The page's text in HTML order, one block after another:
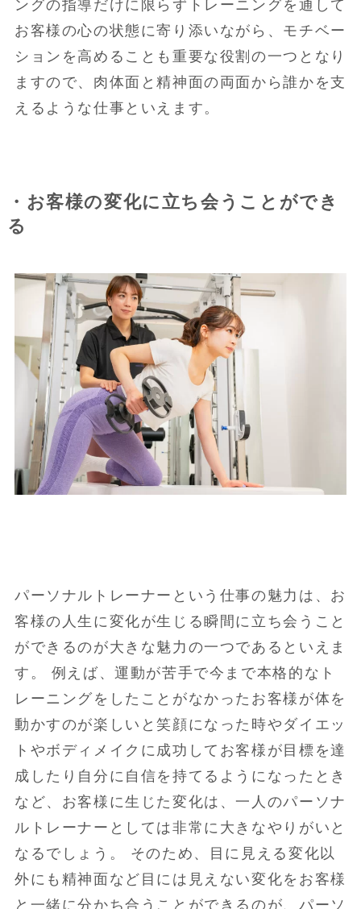
ングの指導だけに限らずトレーニングを通して
お客様の心の状態に寄り添いながら、モチベー
ションを高めることも重要な役割の一つとなり
ますので、肉体面と精神面の両面から誰かを支
えるような仕事といえます。
・お客様の変化に立ち会うことができ
る
パーソナルトレーナーという仕事の魅力は、お
客様の人生に変化が生じる瞬間に立ち会うこと
ができるのが大きな魅力の一つであるといえま
す。 例えば、運動が苦手で今まで本格的なト
レーニングをしたことがなかったお客様が体を
動かすのが楽しいと笑顔になった時やダイエッ
トやボディメイクに成功してお客様が目標を達
成したり自分に自信を持てるようになったとき
など、お客様に生じた変化は、一人のパーソナ
ルトレーナーとしては非常に大きなやりがいと
なるでしょう。 そのため、目に見える変化以
外にも精神面など目には見えない変化をお客様
と一緒に分かち合うことができるのが、パーソ